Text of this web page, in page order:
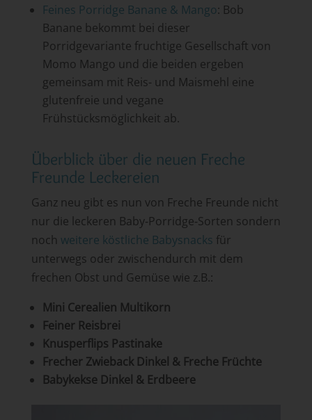
Feines Porridge Banane & Mango: Bob
Banane bekommt bei dieser
Porridgevariante fruchtige Gesellschaft von
Momo Mango und die beiden ergeben
gemeinsam mit Reis- und Maismehl eine
glutenfreie und vegane
Frühstücksmöglichkeit ab.
Überblick über die neuen Freche
Freunde Leckereien
Ganz neu gibt es nun von Freche Freunde nicht
nur die leckeren Baby-Porridge-Sorten sondern
noch weitere köstliche Babysnacks für
unterwegs oder zwischendurch mit dem
frechen Obst und Gemüse wie z.B.:
Mini Cerealien Multikorn
Feiner Reisbrei
Knusperflips Pastinake
Frecher Zwieback Dinkel & Freche Früchte
Babykekse Dinkel & Erdbeere